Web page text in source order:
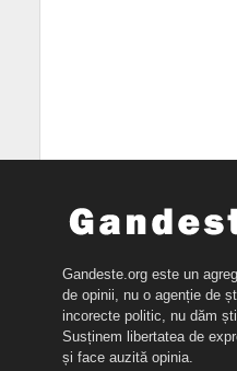
Gandeste.org este un
de opinii, nu o agenție de
incorecte politic, nu dăm
Susținem libertatea de
și face auzită opinia.